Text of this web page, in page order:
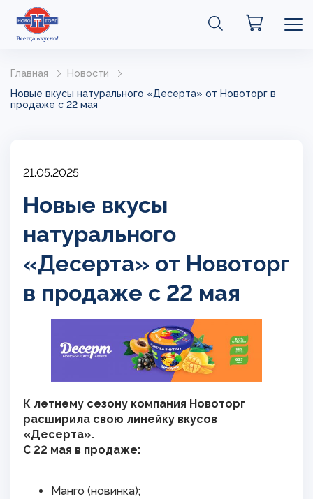
Главная
Новости
Новые вкусы натурального «‎Десерта» от Новоторг в
продаже с 22 мая
21.05.2025
Новые вкусы
натурального
«‎Десерта» от Новоторг
в продаже с 22 мая
К летнему сезону компания Новоторг
расширила свою линейку вкусов
«Десерта».
С 22 мая в продаже:
Манго (новинка);